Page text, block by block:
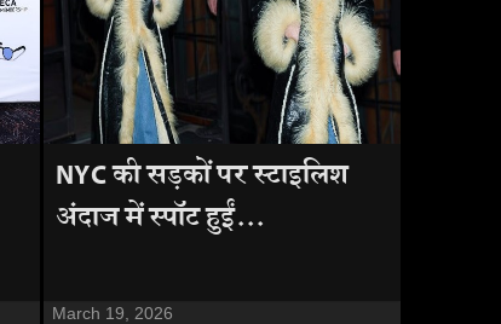
NYC की सड़कों पर स्टाइलिश
अंदाज में स्पॉट हुईं...
March 19, 2026